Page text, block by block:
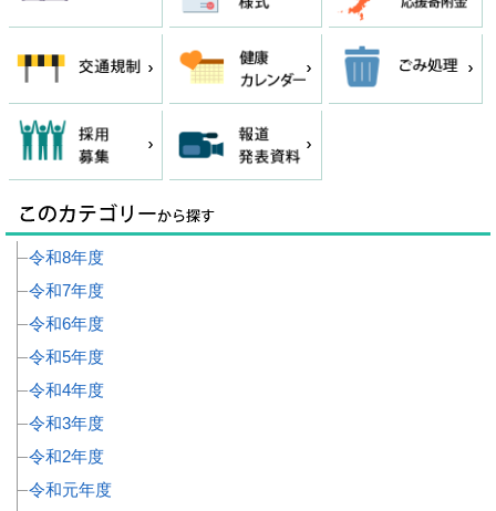
令和8年度
令和7年度
令和6年度
令和5年度
令和4年度
令和3年度
令和2年度
令和元年度